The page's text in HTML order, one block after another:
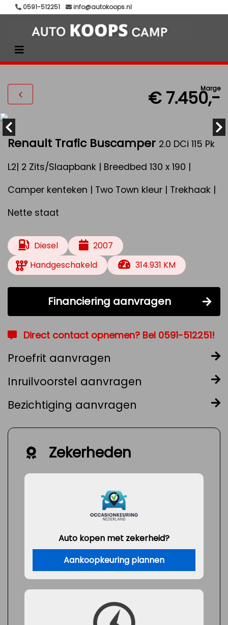
0591-512251 info@autokoops.nl
Marge
€ 7.450,-
Renault Trafic Buscamper 2.0 DCi 115 Pk
L2| 2 Zits/Slaapbank | Breedbed 130 x 190 |
Camper kenteken | Two Town kleur | Trekhaak |
Nette staat
Diesel
2007
Handgeschakeld
314.931 KM
Financiering aanvragen
Direct contact opnemen? Bel 0591-512251!
Proefrit aanvragen
Inruilvoorstel aanvragen
Bezichtiging aanvragen
Zekerheden
Auto kopen met zekerheid?
Aankoopkeuring plannen